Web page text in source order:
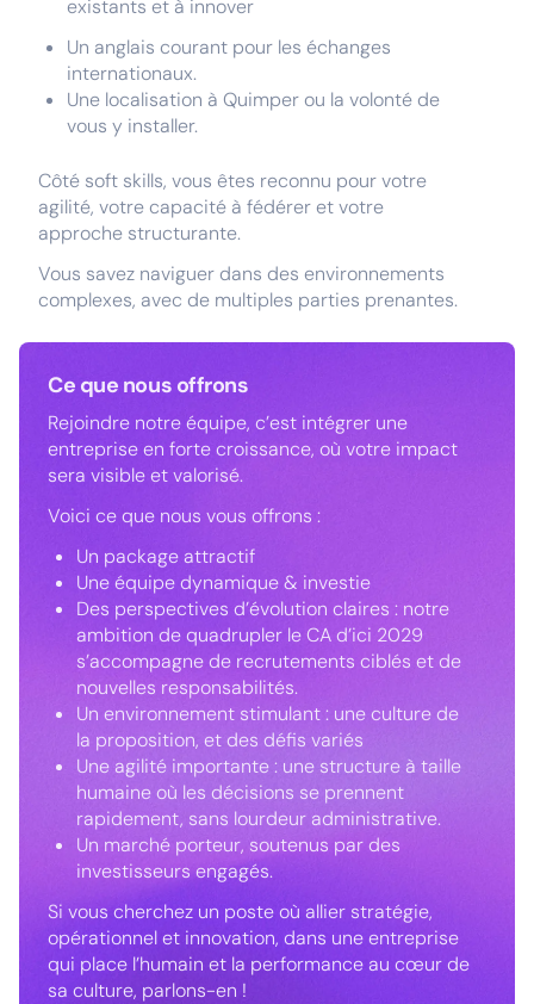
existants et à innover
Un anglais courant pour les échanges
internationaux.
Une localisation à Quimper ou la volonté de
vous y installer.
Côté soft skills, vous êtes reconnu pour votre
agilité, votre capacité à fédérer et votre
approche structurante.
Vous savez naviguer dans des environnements
complexes, avec de multiples parties prenantes.
Ce que nous offrons
Rejoindre notre équipe, c’est intégrer une
entreprise en forte croissance, où votre impact
sera visible et valorisé.
Voici ce que nous vous offrons :
Un package attractif
Une équipe dynamique & investie
Des perspectives d’évolution claires : notre
ambition de quadrupler le CA d’ici 2029
s’accompagne de recrutements ciblés et de
nouvelles responsabilités.
Un environnement stimulant : une culture de
la proposition, et des défis variés
Une agilité importante : une structure à taille
humaine où les décisions se prennent
rapidement, sans lourdeur administrative.
Un marché porteur, soutenus par des
investisseurs engagés.
Si vous cherchez un poste où allier stratégie,
opérationnel et innovation, dans une entreprise
qui place l’humain et la performance au cœur de
sa culture, parlons-en !